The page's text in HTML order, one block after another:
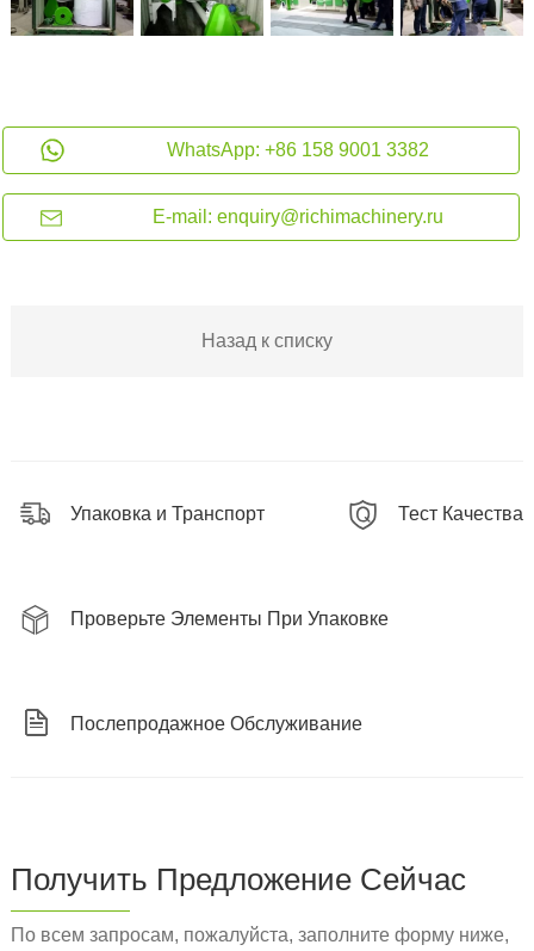
WhatsApp: +86 158 9001 3382
E-mail: enquiry@richimachinery.ru
Назад к списку
Упаковка и Транспорт Тест Качества
Проверьте Элементы При Упаковке
Послепродажное Обслуживание
Получить Предложение Сейчас
По всем запросам, пожалуйста, заполните форму ниже,